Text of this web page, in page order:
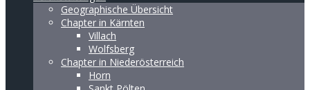
Geographische Übersicht
Chapter in Kärnten
Villach
Wolfsberg
Chapter in Niederösterreich
Horn